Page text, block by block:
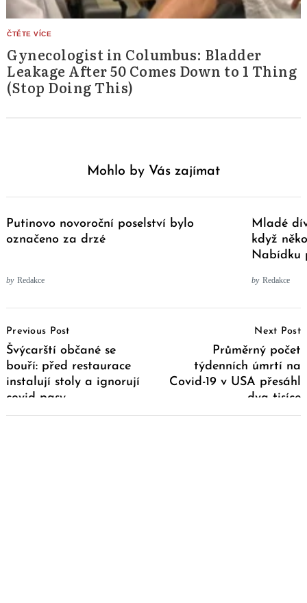
Gynecologist in Columbus: Bladder
Leakage After 50 Comes Down to 1 Thing
(Stop Doing This)
Mohlo by Vás zajímat
Putinovo novoroční poselství bylo
označeno za drzé
by Redakce
Mladé
když
Nabídku
by Redakce
Navigation
Previous Post
Švýcarští občané se
bouří: před restaurace
instalují stoly a ignorují
covid pasy
Next Post
Průměrný počet
týdenních úmrtí na
Covid-19 v USA přesáhl
dva tisíce